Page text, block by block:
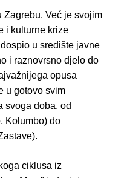
Zagrebu. Već je svojim
i kulturne krize
u središte javne
i raznovrsno djelo do
opusa
u gotovo svim
svoga doba, od
Kolumbo) do
ciklusa iz